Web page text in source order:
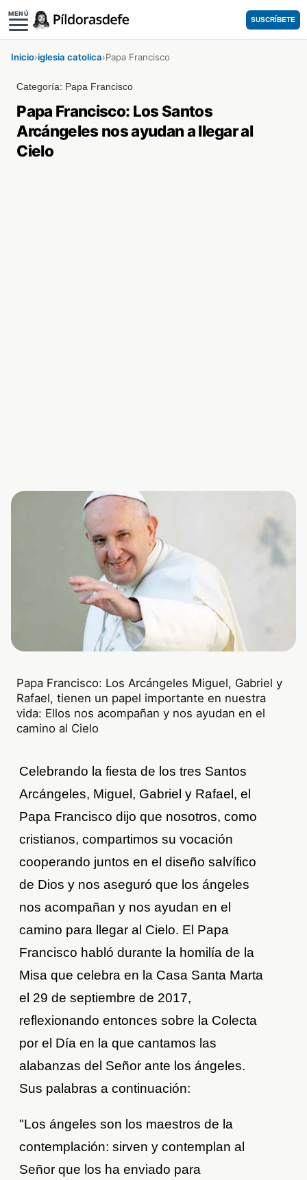
MENÚ
SUSCRÍBETE
Inicio›iglesia catolica›Papa Francisco
Categoría: Papa Francisco
Papa Francisco: Los Santos
Arcángeles nos ayudan a llegar al
Cielo
Papa Francisco: Los Arcángeles Miguel, Gabriel y
Rafael, tienen un papel importante en nuestra
vida: Ellos nos acompañan y nos ayudan en el
camino al Cielo
Celebrando la fiesta de los tres Santos
Arcángeles, Miguel, Gabriel y Rafael, el
Papa Francisco dijo que nosotros, como
cristianos, compartimos su vocación
cooperando juntos en el diseño salvífico
de Dios y nos aseguró que los ángeles
nos acompañan y nos ayudan en el
camino para llegar al Cielo. El Papa
Francisco habló durante la homilía de la
Misa que celebra en la Casa Santa Marta
el 29 de septiembre de 2017,
reflexionando entonces sobre la Colecta
por el Día en la que cantamos las
alabanzas del Señor ante los ángeles.
Sus palabras a continuación:
"Los ángeles son los maestros de la
contemplación: sirven y contemplan al
Señor que los ha enviado para